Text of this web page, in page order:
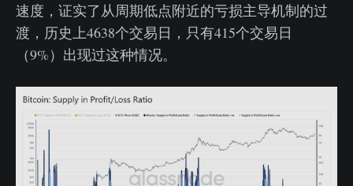
速度，证实了从周期低点附近的亏损主导机制的过
渡，历史上4638个交易日，只有415个交易日
（9%）出现过这种情况。